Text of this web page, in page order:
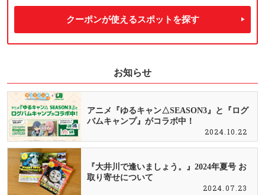
クーポンが使えるスポットを探す
お知らせ
アニメ『ゆるキャン△SEASON3』と『ログ
バムキャンプ』がコラボ中！
2024.10.22
『大井川で逢いましょう。』2024年夏号 お
取り寄せについて
2024.07.23